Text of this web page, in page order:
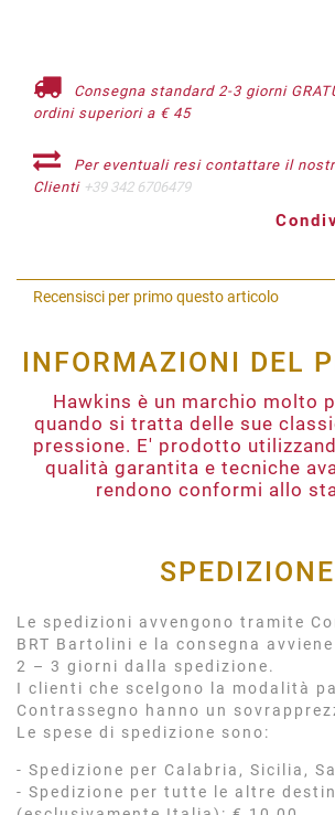
Consegna standard 2-3 giorni
ordini superiori a € 45
Per eventuali resi contattare il
Clienti +39 342 6706479
Recensisci per primo questo articolo
INFORMAZIONI DEL
Hawkins è un marchio molto
quando si tratta delle sue
pressione. E' prodotto
qualità garantita e tecniche
rendono conformi allo
SPEDIZIONE
Le spedizioni avvengono tramite
BRT Bartolini e la consegna
2 – 3 giorni dalla spedizione.
I clienti che scelgono la modalità
Contrassegno hanno un
Le spese di spedizione sono:
- Spedizione per Calabria, Sicilia,
- Spedizione per tutte le altre